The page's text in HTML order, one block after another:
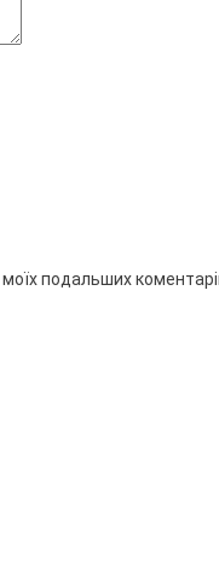
подальших